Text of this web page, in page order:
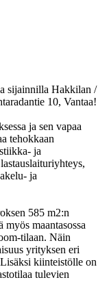
sijainnilla Hakkilan /
10, Vantaa!
ja sen vapaa
tehokkaan
ja
ja
585 m2:n
maantasossa
tilaan. Näin
yrityksen eri
kiinteistölle on
tulevien